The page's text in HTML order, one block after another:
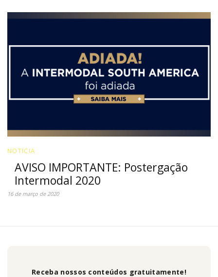
NOTICIA
AVISO IMPORTANTE: Postergação
Intermodal 2020
16 de março de 2020
Receba nossos conteúdos gratuitamente!